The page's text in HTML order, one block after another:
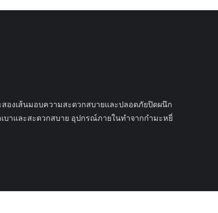
าและสะดวกสบาย อุปกรณ์ภายในทำจากกำมะหยี่